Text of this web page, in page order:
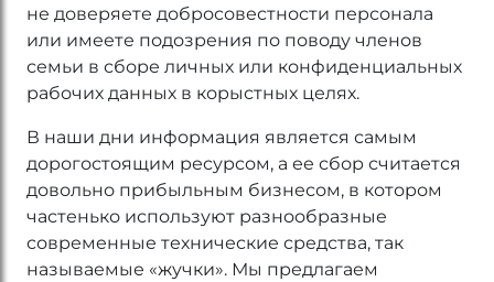
не доверяете добросовестности персонала
или имеете подозрения по поводу членов
семьи в сборе личных или конфиденциальных
рабочих данных в корыстных целях.
В наши дни информация является самым
дорогостоящим ресурсом, а ее сбор считается
довольно прибыльным бизнесом, в котором
частенько используют разнообразные
современные технические средства, так
называемые «жучки». Мы предлагаем